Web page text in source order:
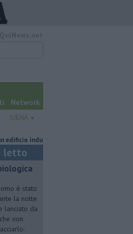
Network
SIENA
industriale
letto
è stato
la notte
lanciato da
non